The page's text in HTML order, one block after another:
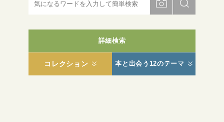
詳細検索
コレクション 本と出会う12のテーマ